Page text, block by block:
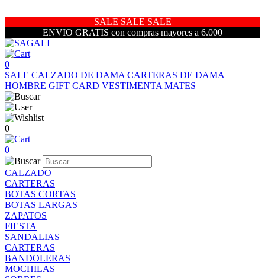
SALE SALE SALE
ENVIO GRATIS con compras mayores a 6.000
0
SALE CALZADO DE DAMA CARTERAS DE DAMA
HOMBRE GIFT CARD VESTIMENTA MATES
0
0
CALZADO
CARTERAS
BOTAS CORTAS
BOTAS LARGAS
ZAPATOS
FIESTA
SANDALIAS
CARTERAS
BANDOLERAS
MOCHILAS